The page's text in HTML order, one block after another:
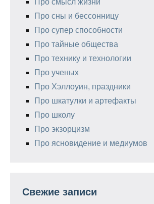
Про смысл жизни
Про сны и бессонницу
Про супер способности
Про тайные общества
Про технику и технологии
Про ученых
Про Хэллоуин, праздники
Про шкатулки и артефакты
Про школу
Про экзорцизм
Про ясновидение и медиумов
Свежие записи